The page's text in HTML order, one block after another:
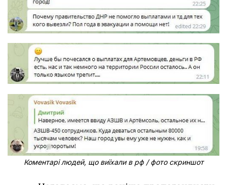
Коментарі людей, що виїхали в рф / фото скриншот